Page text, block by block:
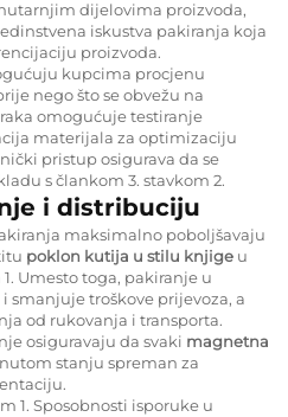
dijelovima proizvoda,
iskustva pakiranja koja
proizvoda.
kupcima procjenu
nego što se obvežu na
omogućuje testiranje
materijala za optimizaciju
pristup osigurava da se
s člankom 3. stavkom 2.
i distribuciju
maksimalno poboljšavaju
poklon kutija u stilu knjige u
Umesto toga, pakiranje u
troškove prijevoza, a
od rukovanja i transporta.
osiguravaju da svaki magnetna
stanju spreman za
1. Sposobnosti isporuke u